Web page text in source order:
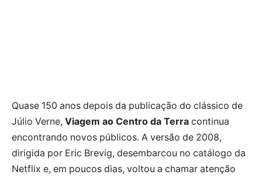
Quase 150 anos depois da publicação do clássico de
Júlio Verne, Viagem ao Centro da Terra continua
encontrando novos públicos. A versão de 2008,
dirigida por Eric Brevig, desembarcou no catálogo da
Netflix e, em poucos dias, voltou a chamar atenção